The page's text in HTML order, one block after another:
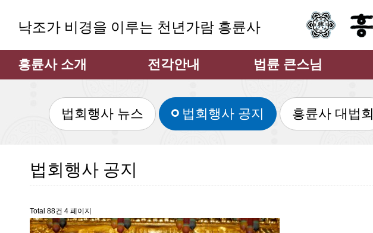
낙조가 비경을 이루는 천년가람 흥륜사
흥륜사 소개
주지스님 인사
흥륜사 소개
흥륜사 사계
불사안내
전각안내
대웅전
만불전
범종각
법륜 큰스님
법륜 큰스님 법문
큰스님 만난인사
법회행사 뉴스 법회행사 공지 흥륜사 대법회
법회행사 공지
Total 88건 4 페이지